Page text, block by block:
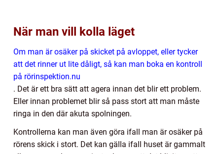
När man vill kolla läget
Om man är osäker på skicket på avloppet, eller tycker
att det rinner ut lite dåligt, så kan man boka en kontroll
på rörinspektion.nu
. Det är ett bra sätt att agera innan det blir ett problem.
Eller innan problemet blir så pass stort att man måste
ringa in den där akuta spolningen.
Kontrollerna kan man även göra ifall man är osäker på
rörens skick i stort. Det kan gälla ifall huset är gammalt